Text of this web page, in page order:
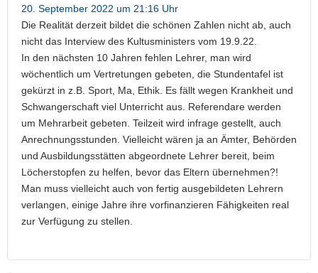
20. September 2022 um 21:16 Uhr
Die Realität derzeit bildet die schönen Zahlen nicht ab, auch
nicht das Interview des Kultusministers vom 19.9.22.
In den nächsten 10 Jahren fehlen Lehrer, man wird
wöchentlich um Vertretungen gebeten, die Stundentafel ist
gekürzt in z.B. Sport, Ma, Ethik. Es fällt wegen Krankheit und
Schwangerschaft viel Unterricht aus. Referendare werden
um Mehrarbeit gebeten. Teilzeit wird infrage gestellt, auch
Anrechnungsstunden. Vielleicht wären ja an Ämter, Behörden
und Ausbildungsstätten abgeordnete Lehrer bereit, beim
Löcherstopfen zu helfen, bevor das Eltern übernehmen?!
Man muss vielleicht auch von fertig ausgebildeten Lehrern
verlangen, einige Jahre ihre vorfinanzieren Fähigkeiten real
zur Verfügung zu stellen.